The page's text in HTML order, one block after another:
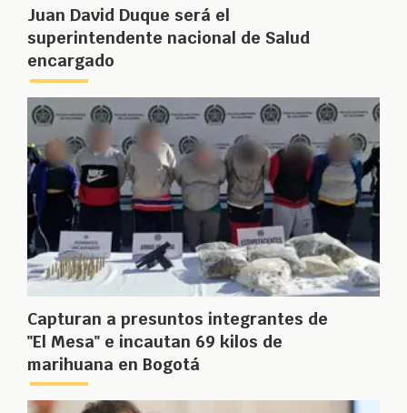
Juan David Duque será el
superintendente nacional de Salud
encargado
Capturan a presuntos integrantes de
"El Mesa" e incautan 69 kilos de
marihuana en Bogotá